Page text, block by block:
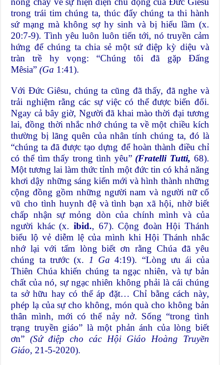
trong trái tim chúng ta, thúc đẩy chúng ta thi hành
sứ mạng mà không sợ hy sinh và bị hiểu lầm (x.
20:7-9). Tình yêu luôn luôn tiến tới, nó truyền cảm
hứng để chúng ta chia sẻ một sứ điệp kỳ diệu và
tràn trề hy vọng: “Chúng tôi đã gặp Đấng
Mêsia”(Ga 1:41).
Với Đức Giêsu, chúng ta cũng đã thấy, đã nghe và
trải nghiệm rằng các sự việc có thể được biến đổi.
Ngay cả bây giờ, Người đã khai mào thời đại tương
lai, đồng thời nhắc nhớ chúng ta về một chiều kích
thường bị lãng quên của nhân tính chúng ta, đó là
“chúng ta đã được tạo dựng để hoàn thành điều chỉ
có thể tìm thấy trong tình yêu” (Fratelli Tutti, 68).
Một tương lai làm thức tỉnh một đức tin có khả năng
khơi dậy những sáng kiến mới và hình thành những
cộng đồng gồm những người nam và người nữ cổ
vũ cho tình huynh đệ và tình bạn xã hội, nhờ biết
chấp nhận sự mỏng dòn của chính mình và của
người khác (x. ibid., 67). Cộng đoàn Hội Thánh
biểu lộ vẻ diễm lệ của mình khi Hội Thánh nhắc
nhớ lại với tấm lòng biết ơn rằng Chúa đã yêu
chúng ta trước (x.
1 Ga 4:19). “Lòng ưu ái của
Thiên Chúa khiến chúng ta ngạc nhiên, và tự bản
chất của nó, sự ngạc nhiên không phải là cái chúng
ta sở hữu hay có thể áp đặt… Chỉ bằng cách này,
phép lạ của sự cho không, món quà cho không bản
thân mình, mới có thể nảy nở. Sống “trong tình
trạng truyền giáo” là một phản ánh của lòng biết
ơn”(Sứ điệp cho các Hội Giáo Hoàng Truyền
Giáo, 21-5-2020).